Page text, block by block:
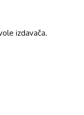
izdavača.